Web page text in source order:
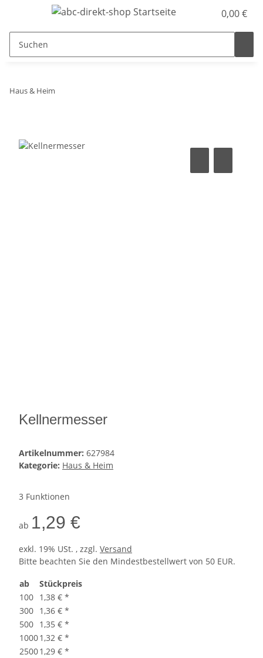
0,00 €
Haus & Heim
Kellnermesser
Artikelnummer: 627984
Kategorie: Haus & Heim
3 Funktionen
ab 1,29 €
exkl. 19% USt. , zzgl. Versand
Bitte beachten Sie den Mindestbestellwert von 50 EUR.
ab
Stückpreis
100 1,38 € *
300 1,36 € *
500 1,35 € *
10001,32 € *
25001,29 € *